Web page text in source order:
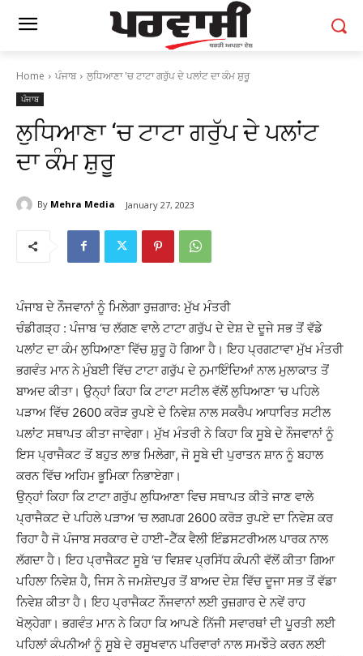
Home ਪੰਜਾਬ ਲੁਧਿਆਣਾ 'ਚ ਟਾਟਾ ਗਰੁੱਪ ਦੇ ਪਲਾਂਟ ਦਾ ਕੰਮ ਸ਼ੁਰੂ
ਪੰਜਾਬ
ਲੁਧਿਆਣਾ ‘ਚ ਟਾਟਾ ਗਰੁੱਪ ਦੇ ਪਲਾਂਟ
ਦਾ ਕੰਮ ਸ਼ੁਰੂ
By Mehra Media January 27, 2023
ਪੰਜਾਬ ਦੇ ਨੌਜਵਾਨਾਂ ਨੂੰ ਮਿਲੇਗਾ ਰੁਜ਼ਗਾਰ: ਮੁੱਖ ਮੰਤਰੀ
ਚੰਡੀਗੜ੍ਹ : ਪੰਜਾਬ ‘ਚ ਲੱਗਣ ਵਾਲੇ ਟਾਟਾ ਗਰੁੱਪ ਦੇ ਦੇਸ਼ ਦੇ ਦੂਜੇ ਸਭ ਤੋਂ ਵੱਡੇ
ਪਲਾਂਟ ਦਾ ਕੰਮ ਲੁਧਿਆਣਾ ਵਿੱਚ ਸ਼ੁਰੂ ਹੋ ਗਿਆ ਹੈ। ਇਹ ਪ੍ਰਗਟਾਵਾ ਮੁੱਖ ਮੰਤਰੀ
ਭਗਵੰਤ ਮਾਨ ਨੇ ਮੁੰਬਈ ਵਿੱਚ ਟਾਟਾ ਗਰੁੱਪ ਦੇ ਨੁਮਾਇੰਦਿਆਂ ਨਾਲ ਮੁਲਾਕਾਤ ਤੋਂ
ਬਾਅਦ ਕੀਤਾ। ਉਨ੍ਹਾਂ ਕਿਹਾ ਕਿ ਟਾਟਾ ਸਟੀਲ ਵੱਲੋਂ ਲੁਧਿਆਣਾ ‘ਚ ਪਹਿਲੇ
ਪੜਾਅ ਵਿੱਚ 2600 ਕਰੋੜ ਰੁਪਏ ਦੇ ਨਿਵੇਸ਼ ਨਾਲ ਸਕਰੈਪ ਆਧਾਰਿਤ ਸਟੀਲ
ਪਲਾਂਟ ਸਥਾਪਤ ਕੀਤਾ ਜਾਵੇਗਾ। ਮੁੱਖ ਮੰਤਰੀ ਨੇ ਕਿਹਾ ਕਿ ਸੂਬੇ ਦੇ ਨੌਜਵਾਨਾਂ ਨੂੰ
ਇਸ ਪ੍ਰਾਜੈਕਟ ਤੋਂ ਬਹੁਤ ਲਾਭ ਮਿਲੇਗਾ, ਜੋ ਸੂਬੇ ਦੀ ਪੁਰਾਤਨ ਸ਼ਾਨ ਨੂੰ ਬਹਾਲ
ਕਰਨ ਵਿੱਚ ਅਹਿਮ ਭੂਮਿਕਾ ਨਿਭਾਏਗਾ।
ਉਨ੍ਹਾਂ ਕਿਹਾ ਕਿ ਟਾਟਾ ਗਰੁੱਪ ਲੁਧਿਆਣਾ ਵਿਚ ਸਥਾਪਤ ਕੀਤੇ ਜਾਣ ਵਾਲੇ
ਪ੍ਰਾਜੈਕਟ ਦੇ ਪਹਿਲੇ ਪੜਾਅ ‘ਚ ਲਗਪਗ 2600 ਕਰੋੜ ਰੁਪਏ ਦਾ ਨਿਵੇਸ਼ ਕਰ
ਰਿਹਾ ਹੈ ਜੋ ਪੰਜਾਬ ਸਰਕਾਰ ਦੇ ਹਾਈ-ਟੈੱਕ ਵੈਲੀ ਇੰਡਸਟਰੀਅਲ ਪਾਰਕ ਨਾਲ
ਲੱਗਦਾ ਹੈ। ਇਹ ਪ੍ਰਾਜੈਕਟ ਸੂਬੇ ‘ਚ ਵਿਸ਼ਵ ਪ੍ਰਸਿੱਧ ਕੰਪਨੀ ਵੱਲੋਂ ਕੀਤਾ ਗਿਆ
ਪਹਿਲਾ ਨਿਵੇਸ਼ ਹੈ, ਜਿਸ ਨੇ ਜਮਸ਼ੇਦਪੁਰ ਤੋਂ ਬਾਅਦ ਦੇਸ਼ ਵਿੱਚ ਦੂਜਾ ਸਭ ਤੋਂ ਵੱਡਾ
ਨਿਵੇਸ਼ ਕੀਤਾ ਹੈ। ਇਹ ਪ੍ਰਾਜੈਕਟ ਨੌਜਵਾਨਾਂ ਲਈ ਰੁਜ਼ਗਾਰ ਦੇ ਨਵੇਂ ਰਾਹ
ਖੋਲ੍ਹੇਗਾ। ਭਗਵੰਤ ਮਾਨ ਨੇ ਕਿਹਾ ਕਿ ਆਪਣੇ ਨਿੱਜੀ ਸਵਾਰਥਾਂ ਦੀ ਪੂਰਤੀ ਲਈ
ਪਹਿਲਾਂ ਕੰਪਨੀਆਂ ਨੂੰ ਸੂਬੇ ਦੇ ਰਸੂਖਵਾਨ ਪਰਿਵਾਰਾਂ ਨਾਲ ਸਮਝੌਤੇ ਕਰਨ ਲਈ